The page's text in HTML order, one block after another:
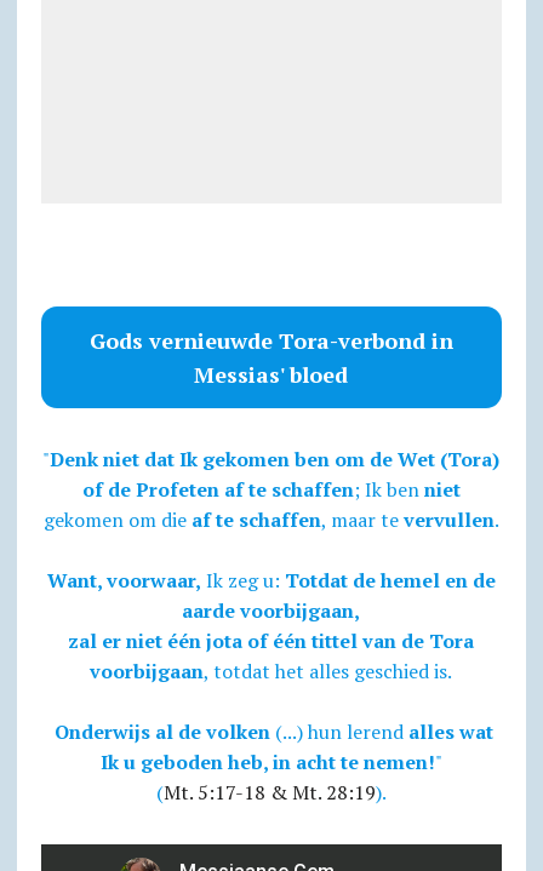
Gods vernieuwde Tora-verbond in
Messias' bloed
"Denk niet dat Ik gekomen ben om de Wet (Tora)
of de Profeten af te schaffen; Ik benniet
gekomen om die af te schaffen, maar tevervullen.
Want, voorwaar, Ik zeg u: Totdat de hemel en de
aarde voorbijgaan,
zal er niet één jota of één tittel van de Tora
voorbijgaan, totdat het alles geschied is.
Onderwijs al de volken(...) hun lerend alles wat
Ik u geboden heb, in acht te nemen!"
(Mt. 5:17-18 & Mt. 28:19).